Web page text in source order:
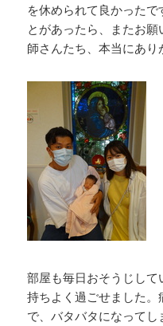
を休められて良かった
とがあったら、またお
師さんたち、本当にあり
部屋も毎日おそうじし
持ちよく過ごせました
で、バタバタになって